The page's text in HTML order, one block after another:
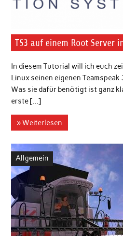
TS3 auf einem Root Server
In diesem Tutorial will ich euch
Linux seinen eigenen
Was sie dafür benötigt ist ganz
erste […]
» Weiterlesen
Allgemein